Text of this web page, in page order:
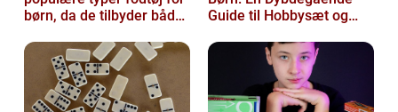
børn, da de tilbyder både
Guide til Hobbysæt og